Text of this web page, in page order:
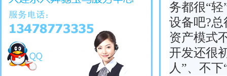
务都很“
设备吧?
资产模式
开发还很
人”、不